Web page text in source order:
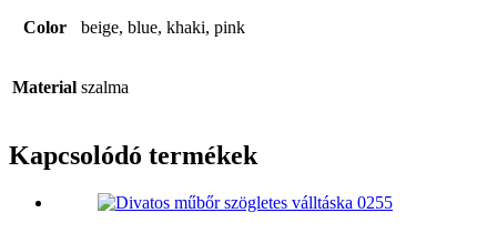
Color beige, blue, khaki, pink
Material szalma
Kapcsolódó termékek